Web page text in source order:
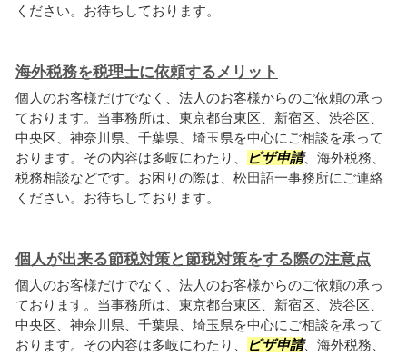
ください。お待ちしております。
海外税務を税理士に依頼するメリット
個人のお客様だけでなく、法人のお客様からのご依頼の承っ
ております。当事務所は、東京都台東区、新宿区、渋谷区、
中央区、神奈川県、千葉県、埼玉県を中心にご相談を承って
おります。その内容は多岐にわたり、
ビザ申請、海外税務、
税務相談などです。お困りの際は、松田詔一事務所にご連絡
ください。お待ちしております。
個人が出来る節税対策と節税対策をする際の注意点
個人のお客様だけでなく、法人のお客様からのご依頼の承っ
ております。当事務所は、東京都台東区、新宿区、渋谷区、
中央区、神奈川県、千葉県、埼玉県を中心にご相談を承って
おります。その内容は多岐にわたり、
ビザ申請、海外税務、